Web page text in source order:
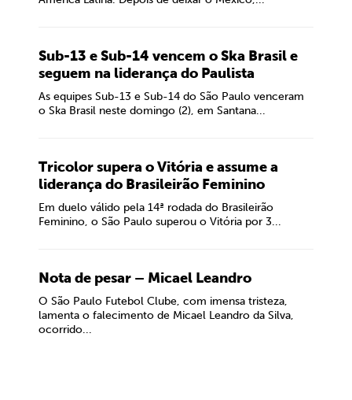
Sub-13 e Sub-14 vencem o Ska Brasil e
seguem na liderança do Paulista
As equipes Sub-13 e Sub-14 do São Paulo venceram
o Ska Brasil neste domingo (2), em Santana...
Tricolor supera o Vitória e assume a
liderança do Brasileirão Feminino
Em duelo válido pela 14ª rodada do Brasileirão
Feminino, o São Paulo superou o Vitória por 3...
Nota de pesar – Micael Leandro
O São Paulo Futebol Clube, com imensa tristeza,
lamenta o falecimento de Micael Leandro da Silva,
ocorrido...